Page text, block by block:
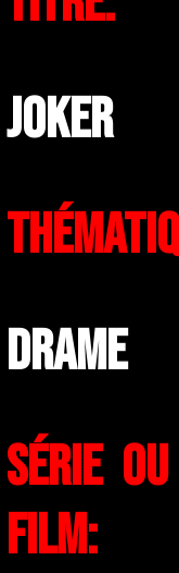
Joker
Drame
Série ou
Film: